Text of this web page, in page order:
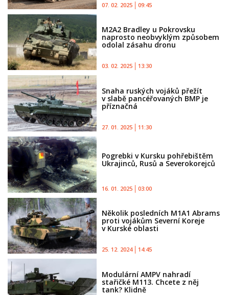
07. 02. 2025 09:45
M2A2 Bradley u Pokrovsku
naprosto neobvyklým způsobem
odolal zásahu dronu
03. 02. 2025 13:30
Snaha ruských vojáků přežít
v slabě pancéřovaných BMP je
příznačná
27. 01. 2025 11:30
Pogrebki v Kursku pohřebištěm
Ukrajinců, Rusů a Severokorejců
16. 01. 2025 03:00
Několik posledních M1A1 Abrams
proti vojákům Severní Koreje
v Kurské oblasti
25. 12. 2024 14:45
Modulární AMPV nahradí
stařičké M113. Chcete z něj
tank? Klidně